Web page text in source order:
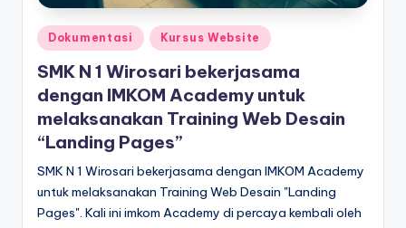
Dokumentasi Kursus Website
SMK N 1 Wirosari bekerjasama
dengan IMKOM Academy untuk
melaksanakan Training Web Desain
“Landing Pages”
SMK N 1 Wirosari bekerjasama dengan IMKOM Academy
untuk melaksanakan Training Web Desain "Landing
Pages". Kali ini imkom Academy di percaya kembali oleh